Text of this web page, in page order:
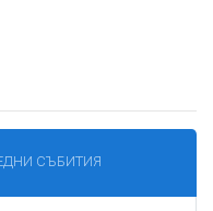
СЪБИТИЯ